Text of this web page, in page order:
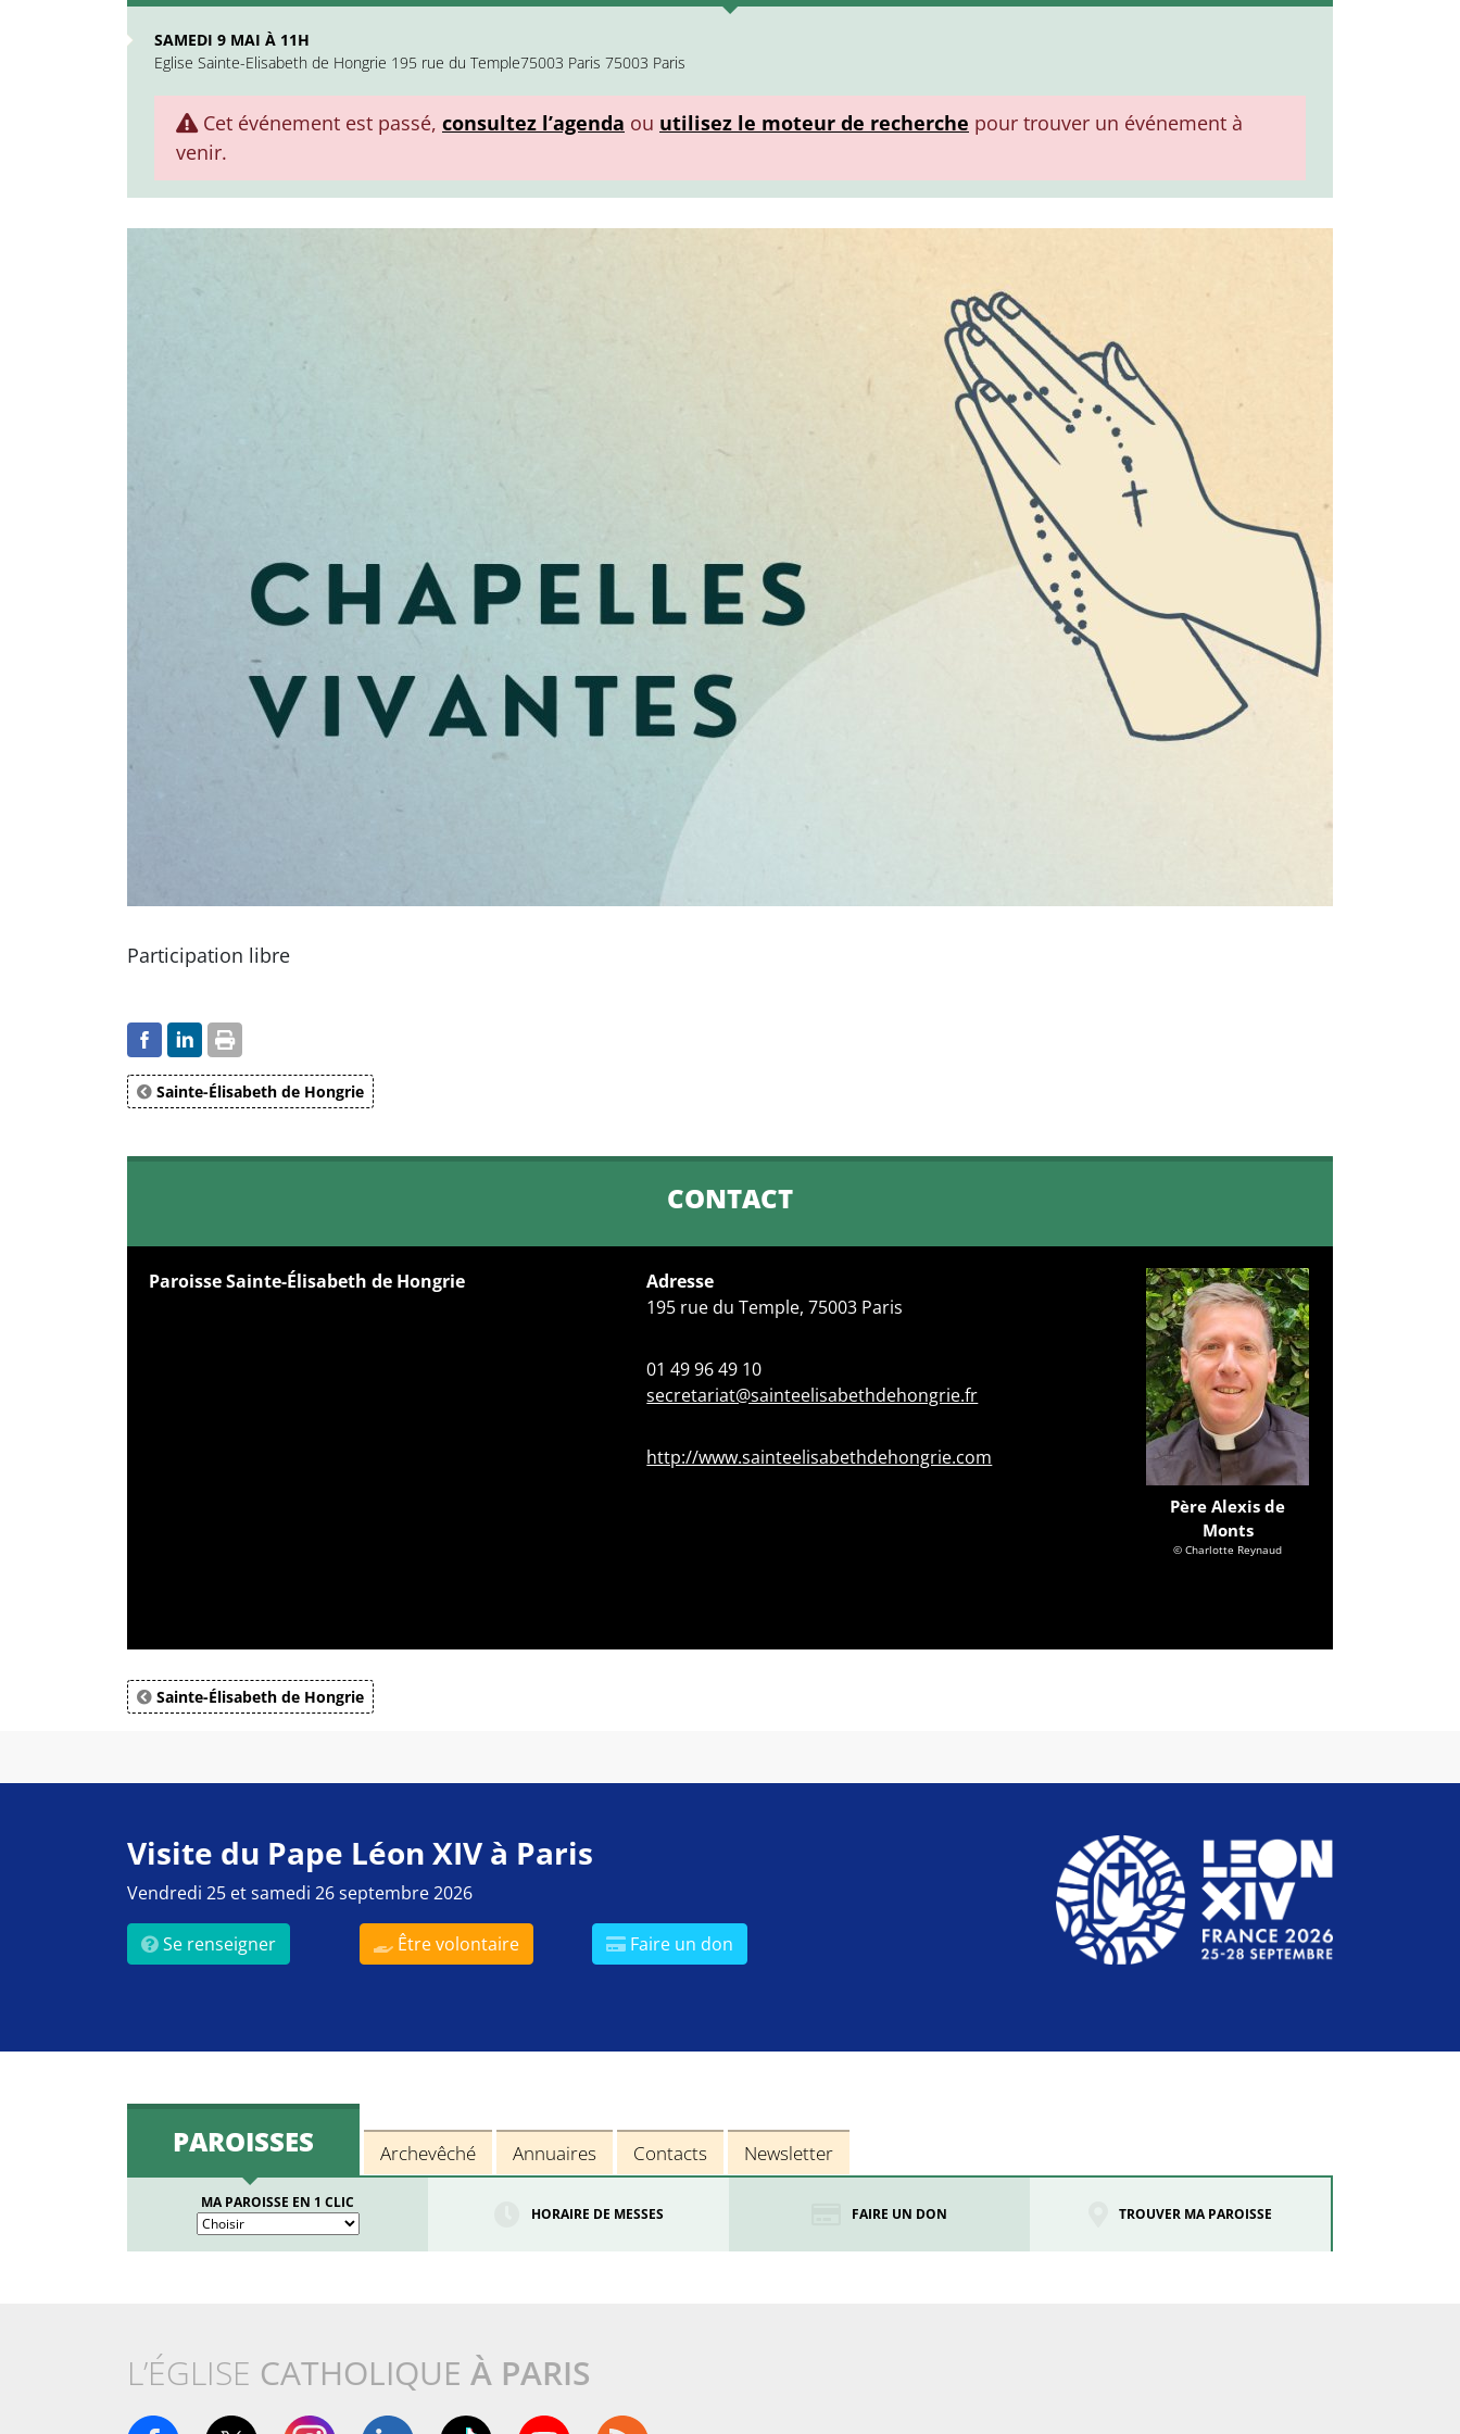
SAMEDI 9 MAI À 11H
Eglise Sainte-Elisabeth de Hongrie 195 rue du Temple75003 Paris 75003 Paris
Cet événement est passé, consultez l’agenda ou utilisez le moteur de recherche pour trouver un événement à
venir.
Participation libre
Sainte-Élisabeth de Hongrie
CONTACT
Paroisse Sainte-Élisabeth de Hongrie
Adresse
195 rue du Temple, 75003 Paris
01 49 96 49 10
secretariat@sainteelisabethdehongrie.fr
http://www.sainteelisabethdehongrie.com
Père Alexis de
Monts
© Charlotte Reynaud
Sainte-Élisabeth de Hongrie
Visite du Pape Léon XIV à Paris
Vendredi 25 et samedi 26 septembre 2026
Se renseigner Être volontaire Faire un don
PAROISSES Archevêché Annuaires Contacts Newsletter
MA PAROISSE EN 1 CLIC
HORAIRE DE MESSES FAIRE UN DON TROUVER MA PAROISSE
L’ÉGLISE CATHOLIQUE À PARIS